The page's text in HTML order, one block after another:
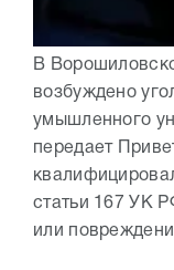
В
возбуждено
умышленного
передает
статьи 167 УК
или